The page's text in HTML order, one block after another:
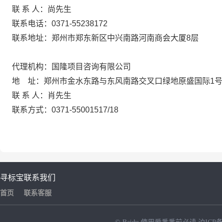
联 系 人：尚先生
联系电话： 0371-55238172
联系地址：郑州市郑东新区中兴南路河南商会大厦8层
代理机构：国隆项目咨询有限公司
地
址：郑州市金水东路与东风南路交叉口绿地原盛国际1
联 系 人：肖先生
联系方式： 0371-55001517/18
寻标宝
首页
联系我们
联系客服